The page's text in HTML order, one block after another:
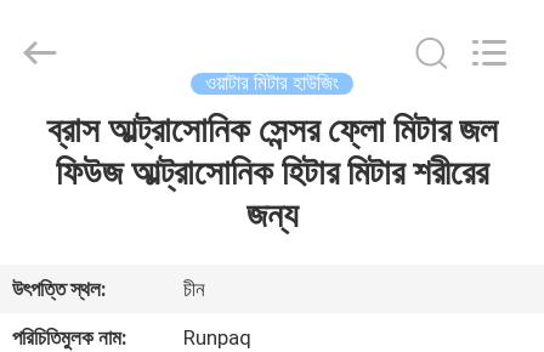
বাড়ি
আমাদের
সম্পর্কে
ওয়াটার মিটার হাউজিং
ব্রাস আল্ট্রাসোনিক সেন্সর ফ্লো মিটার জল
ফিউজ আল্ট্রাসোনিক হিটার মিটার শরীরের
জন্য
উৎপত্তি স্থল:
চীন
পরিচিতিমুলক নাম:
Runpaq